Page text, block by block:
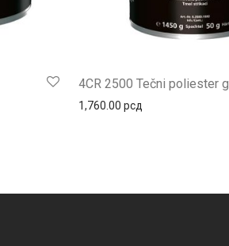
цена: од 1,110.00 рсд до 1,470.00 рсд
4CR 2500 Tečni poliester
1,760.00 рсд